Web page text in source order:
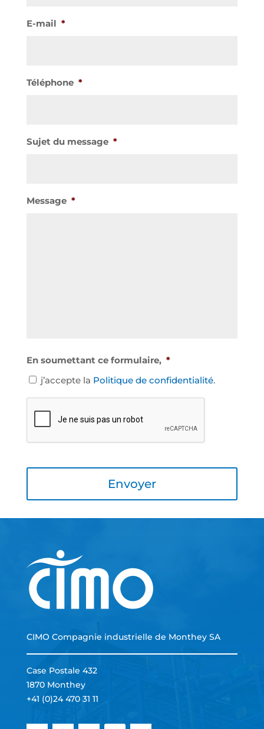
E-mail *
Téléphone *
Sujet du message *
Message *
En soumettant ce formulaire, *
j’accepte la Politique de confidentialité.
CIMO Compagnie industrielle de Monthey SA
Case Postale 432
1870 Monthey
+41 (0)24 470 31 11